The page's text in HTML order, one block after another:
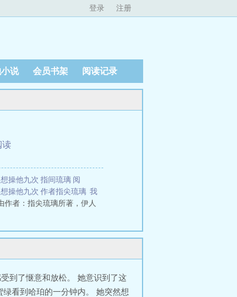
登录 注册
说 会员书架 阅读记录
读
操他九次 指间琉璃 阅
操他九次 作者指尖琉璃 我
作者：指尖琉璃所著，伊人
到了惬意和放松。 她意识到了这
看到哈珀的一分钟内。 她突然想